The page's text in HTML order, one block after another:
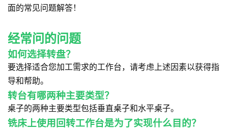
面的常见问题解答！
经常问的问题
如何选择转盘？
要选择适合您加工需求的工作台，请考虑上述因素以获得指
导和帮助。
转台有哪两种主要类型？
桌子的两种主要类型包括垂直桌子和水平桌子。
铣床上使用回转工作台是为了实现什么目的？